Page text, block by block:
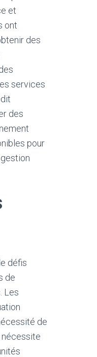
et
ont
des
services
des
pour
défis
de
Les
de
nécessite